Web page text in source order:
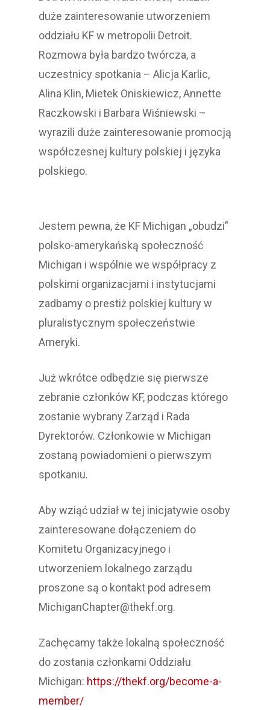
duże zainteresowanie utworzeniem
oddziału KF w metropolii Detroit.
Rozmowa była bardzo twórcza, a
uczestnicy spotkania – Alicja Karlic,
Alina Klin, Mietek Oniskiewicz, Annette
Raczkowski i Barbara Wiśniewski –
wyrazili duże zainteresowanie promocją
współczesnej kultury polskiej i języka
polskiego.
Jestem pewna, że KF Michigan „obudzi”
polsko-amerykańską społeczność
Michigan i wspólnie we współpracy z
polskimi organizacjami i instytucjami
zadbamy o prestiż polskiej kultury w
pluralistycznym społeczeństwie
Ameryki.
Już wkrótce odbędzie się pierwsze
zebranie członków KF, podczas którego
zostanie wybrany Zarząd i Rada
Dyrektorów. Członkowie w Michigan
zostaną powiadomieni o pierwszym
spotkaniu.
Aby wziąć udział w tej inicjatywie osoby
zainteresowane dołączeniem do
Komitetu Organizacyjnego i
utworzeniem lokalnego zarządu
proszone są o kontakt pod adresem
MichiganChapter@thekf.org.
Zachęcamy także lokalną społeczność
do zostania członkami Oddziału
Michigan: https://thekf.org/become-a-
member/